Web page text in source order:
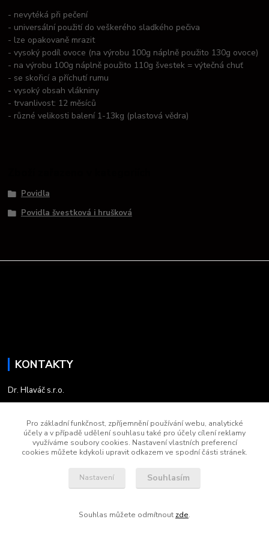
- nevytéká při pečení
- universální použití do veškerého sladkého pečiva
- lze opakovaně mrazit
- vysoký podíl ovoce (na výrobu 100g náplně použito 130g ovoce)
- na výrobu 100g náplně použito 110g švestek = výtečná chuť
- se skořicí a příchutí rumu
-vysoký obsah vlákniny
- trvanlivost: 12 měsíců
- různé velikosti balení 1-13kg (plastová vědra)
Povidla
Povidla švestková i hrušková
KONTAKTY
Dr. Hlaváč s.r.o.
+420 735 758 030
5:45 - 13:45
kontakt.drhlavac@email.cz
Pro základní funkčnost, zpříjemnění používání webu, analytické
účely a v případě udělení souhlasu také pro účely cílení reklamy
využíváme soubory cookies. Nastavení vlastních preferencí
cookies můžete kdykoli upravit odkazem ve spodní části stránek.
Nastavení Souhlasím
Souhlas můžete odmítnout zde.